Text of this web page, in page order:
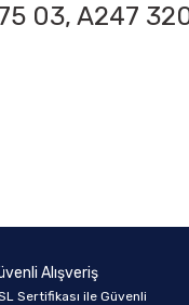
03, A247
daha pahalı.
Alışveriş
Sertifikası ile Güvenli